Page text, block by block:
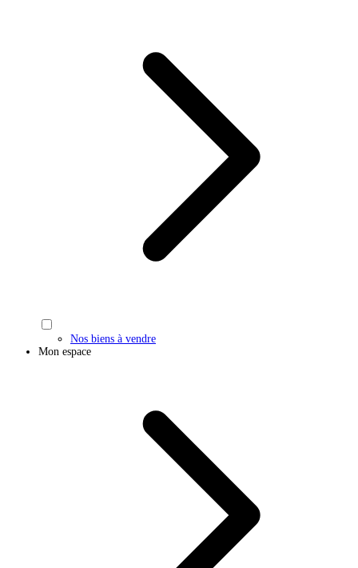
Nos biens à vendre
Mon espace